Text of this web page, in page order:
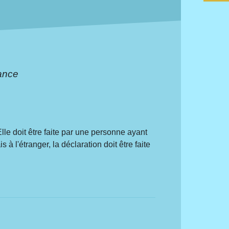
doit être faite par une personne ayant
à l'étranger, la déclaration doit être faite